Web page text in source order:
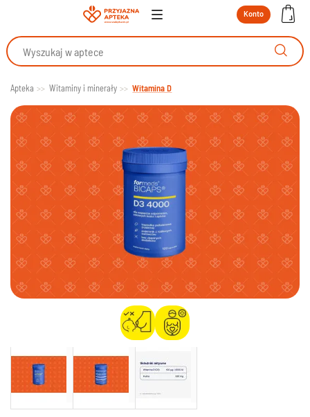
Konto
Apteka Witaminy i minerały Witamina D